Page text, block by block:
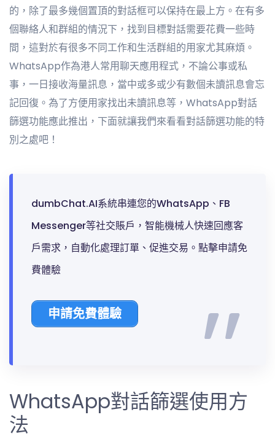
的，除了最多幾個置頂的對話框可以保持在最上方。在有多
個聯絡人和群組的情況下，找到目標對話需要花費一些時
間，這對於有很多不同工作和生活群組的用家尤其麻煩。
WhatsApp作為港人常用聊天應用程式，不論公事或私
事，一日接收海量訊息，當中或多或少有數個未讀訊息會忘
記回復。為了方便用家找出未讀訊息等，WhatsApp對話
篩選功能應此推出，下面就讓我們來看看對話篩選功能的特
別之處吧！
dumbChat.AI系統串連您的WhatsApp、FB
Messenger等社交賬戶，智能機械人快速回應客
戶需求，自動化處理訂單、促進交易。點擊申請免
費體驗
申請免費體驗
WhatsApp對話篩選使用方
法